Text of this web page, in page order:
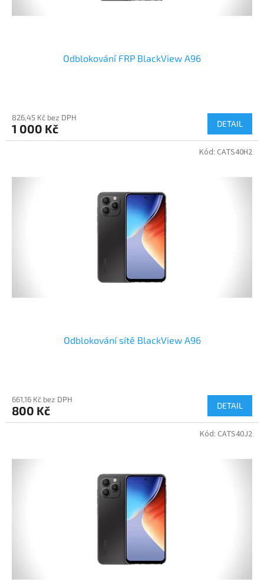
Odblokování FRP BlackView A96
826,45 Kč bez DPH
1 000 Kč DETAIL
Odblokování sítě BlackView A96
661,16 Kč bez DPH
800 Kč DETAIL
Kód: CATS40H2
Kód: CATS40J2